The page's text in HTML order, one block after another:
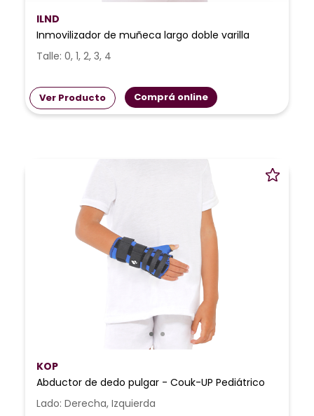
ILND
Inmovilizador de muñeca largo doble varilla
Talle: 0, 1, 2, 3, 4
Ver Producto Comprá online
KOP
Abductor de dedo pulgar - Couk-UP Pediátrico
Lado: Derecha, Izquierda